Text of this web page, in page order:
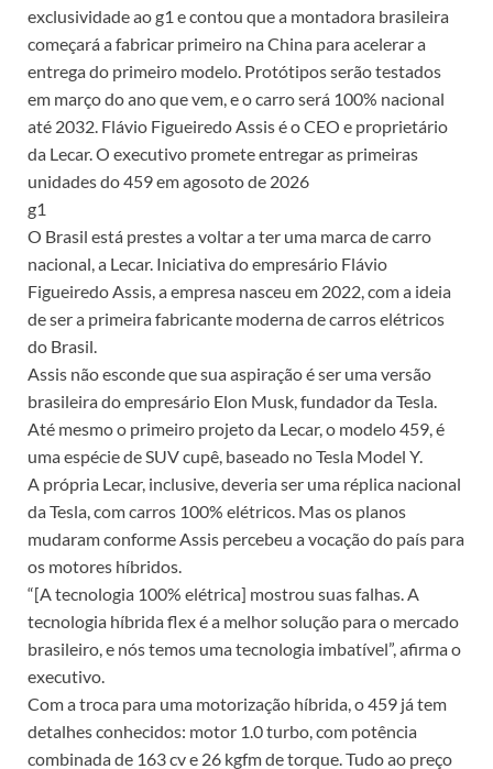
exclusividade ao g1 e contou que a montadora brasileira
começará a fabricar primeiro na China para acelerar a
entrega do primeiro modelo. Protótipos serão testados
em março do ano que vem, e o carro será 100% nacional
até 2032. Flávio Figueiredo Assis é o CEO e proprietário
da Lecar. O executivo promete entregar as primeiras
unidades do 459 em agosoto de 2026
g1
O Brasil está prestes a voltar a ter uma marca de carro
nacional, a Lecar. Iniciativa do empresário Flávio
Figueiredo Assis, a empresa nasceu em 2022, com a ideia
de ser a primeira fabricante moderna de carros elétricos
do Brasil.
Assis não esconde que sua aspiração é ser uma versão
brasileira do empresário Elon Musk, fundador da Tesla.
Até mesmo o primeiro projeto da Lecar, o modelo 459, é
uma espécie de SUV cupê, baseado no Tesla Model Y.
A própria Lecar, inclusive, deveria ser uma réplica nacional
da Tesla, com carros 100% elétricos. Mas os planos
mudaram conforme Assis percebeu a vocação do país para
os motores híbridos.
“[A tecnologia 100% elétrica] mostrou suas falhas. A
tecnologia híbrida flex é a melhor solução para o mercado
brasileiro, e nós temos uma tecnologia imbatível”, afirma o
executivo.
Com a troca para uma motorização híbrida, o 459 já tem
detalhes conhecidos: motor 1.0 turbo, com potência
combinada de 163 cv e 26 kgfm de torque. Tudo ao preço